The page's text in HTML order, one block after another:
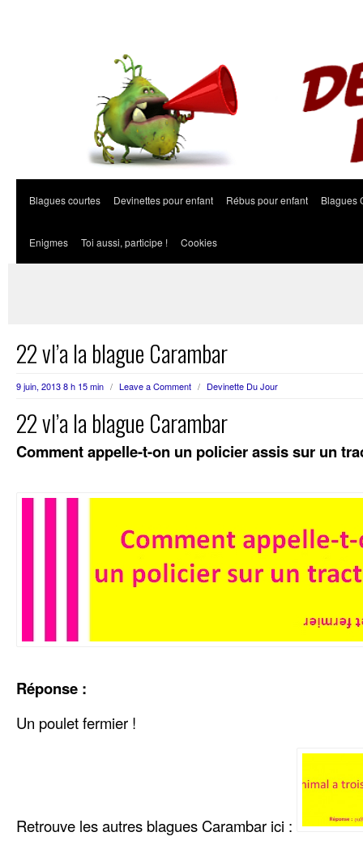
Blagues courtes Devinettes pour enfant Rébus pour enfant Blagues
Enigmes Toi aussi, participe ! Cookies
22 vl’a la blague Carambar
9 juin, 2013 8 h 15 min / Leave a Comment / Devinette Du Jour
22 vl’a la blague Carambar
Comment appelle-t-on un policier assis sur un
Réponse :
Un poulet fermier !
Retrouve les autres blagues Carambar ici :